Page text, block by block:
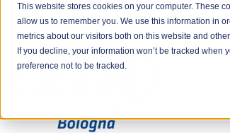
This website stores cookies on your computer. These
allow us to remember you. We use this information in
metrics about our visitors both on this website and
If you decline, your information won’t be tracked
preference not to be tracked.
Magnetic
Reed Relays &
Integrated
Customised